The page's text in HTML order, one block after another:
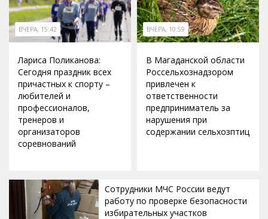
ВЧЕРА, 15:42
Лариса Поликанова:
Сегодня праздник всех
причастных к спорту –
любителей и
профессионалов,
тренеров и
организаторов
соревнований
ВЧЕРА, 10:59
В Магаданской области
Россельхознадзором
привлечен к
ответственности
предприниматель за
нарушения при
содержании сельхозптиц
Сотрудники МЧС России ведут
работу по проверке безопасности
избирательных участков